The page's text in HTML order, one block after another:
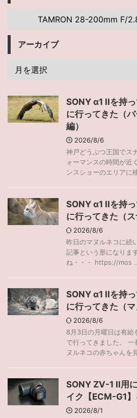
アーカイブ
SONY α1 IIを持
に行ってきた（
編）
2026/8/6
神戸どうぶつ王国でス
ォーマンスの時間が近
ンスショーのエリアに
SONY α1 IIを持
に行ってきた（ス
2026/8/6
昨日のマヌルネコに続
記事という形になりま
ね・・・ https://mos
SONY α1 IIを持
に行ってきた（マ
2026/8/6
8月3日の月曜日は有給
で行ってきました。
ヌルネコの赤ちゃんを
SONY ZV-1 II用
イク【ECM-G1
2026/8/1